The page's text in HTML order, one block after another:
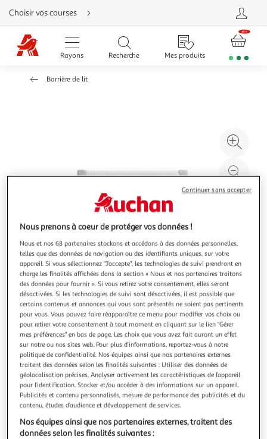
Aller
directement
au
contenu
Aller
directement
Aller
Choisir vos courses
Rayons Recherche Mes produits
Barrière de lit
à
ASALVO
Barrière de Lit Pliable 90 cm en Blanc - Sécurité et
Confort pour Enfants
Assurez la sécurité de votre enfant avec notre barrière de lit
pliable de 90 cm en blanc. Conçue pour être amovible,
cette barrière vous permet de faire le lit sans effort. Son
installation facile sous le matelas et ses deux ceintures
garantissent une fixation solide et sûre. Idéale pour
prévenir le
En savoir +
Vendu par Multishop
Livraison dès 5/6 jours
4,99€
Nous prenons à coeur de protéger vos données !
Nous et nos 68 partenaires stockons et accédons à des données personnelles,
telles que des données de navigation ou des identifiants uniques, sur votre
appareil. Si vous sélectionnez "J'accepte", les technologies de suivi prendront en
charge les finalités affichées dans la section « Nous et nos partenaires traitons
des données pour fournir ». Si vous retirez votre consentement, elles seront
désactivées. Si les technologies de suivi sont désactivées, il est possible que
certains contenus et annonces qui vous sont présentés ne soient pas pertinents
pour vous. Vous pouvez faire réapparaître ce menu pour modifier vos choix ou
pour retirer votre consentement à tout moment en cliquant sur le lien "Gérer
mes préférences" en bas de page. Les choix que vous avez fait auront un effet
sur notre ou nos sites web. Pour plus d’informations, reportez-vous à notre
politique de confidentialité. Nos équipes ainsi que nos partenaires externes
traitent des données selon les finalités suivantes : Utiliser des données de
géolocalisation précises. Analyser activement les caractéristiques de l’appareil
pour l’identification. Stocker et/ou accéder à des informations sur un appareil.
Publicités et contenu personnalisés, mesure de performance des publicités et du
contenu, études d’audience et développement de services.
Nos équipes ainsi que nos partenaires externes, traitent des
données selon les finalités suivantes :
Continuer sans accepter